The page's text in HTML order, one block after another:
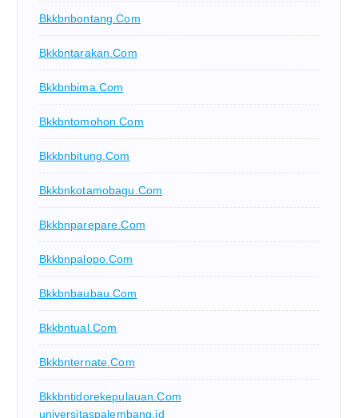
Bkkbnbontang.com
Bkkbntarakan.com
Bkkbnbima.com
Bkkbntomohon.com
Bkkbnbitung.com
Bkkbnkotamobagu.com
Bkkbnparepare.com
Bkkbnpalopo.com
Bkkbnbaubau.com
Bkkbntual.com
Bkkbnternate.com
Bkkbntidorekepulauan.com
universitaspalembang.id